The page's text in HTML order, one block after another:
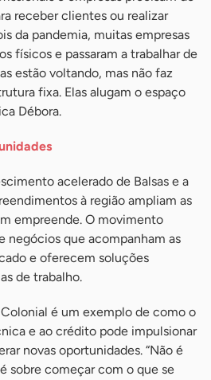
receber clientes ou realizar
da pandemia, muitas empresas
físicos e passaram a trabalhar de
estão voltando, mas não faz
fixa. Elas alugam o espaço
Débora.
acelerado de Balsas e a
à região ampliam as
empreende. O movimento
negócios que acompanham as
e oferecem soluções
de trabalho.
é um exemplo de como o
e ao crédito pode impulsionar
novas oportunidades. “Não é
sobre começar com o que se